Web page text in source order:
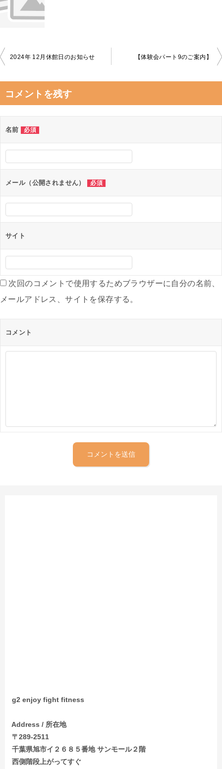
投
ビ
ー
シ
ョ
ン
2024年 12月休館日のお知らせ 【体験会パート9のご案内】
コメントを残す
名前 必須
メール（公開されません） 必須
サイト
次回のコメントで使用するためブラウザーに自分の名前、
メールアドレス、サイトを保存する。
コメント
g2 enjoy fight fitness
Address / 所在地
〒289-2511
千葉県旭市イ２６８５番地 サンモール２階
西側階段上がってすぐ